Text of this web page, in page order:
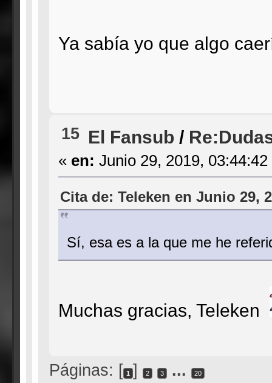
Ya sabía yo que algo
15 El Fansub /
« en: Junio 29, 2019, 03:44:42
Cita de: Teleken en Junio 29,
Sí, esa es a la que me he
Muchas gracias, Teleken
Páginas: [ 1 ] 2 3 ... 20